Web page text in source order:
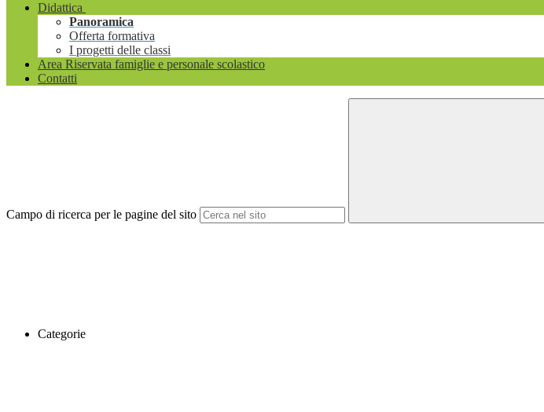
Didattica
Panoramica
Offerta formativa
I progetti delle classi
Area Riservata famiglie e personale scolastico
Contatti
Campo di ricerca per le pagine del sito
Categorie